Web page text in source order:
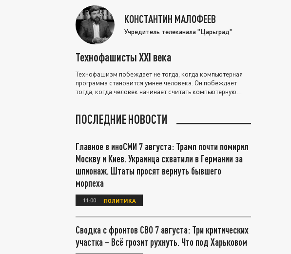
КОНСТАНТИН МАЛОФЕЕВ
Учредитель телеканала "Царьград"
Технофашисты XXI века
Технофашизм побеждает не тогда, когда компьютерная
программа становится умнее человека. Он побеждает
тогда, когда человек начинает считать компьютерную
ПОСЛЕДНИЕ НОВОСТИ
Главное в иноСМИ 7 августа: Трамп почти помирил
Москву и Киев. Украинца схватили в Германии за
шпионаж. Штаты просят вернуть бывшего
морпеха
11:00 ПОЛИТИКА
Сводка с фронтов СВО 7 августа: Три критических
участка – Всё грозит рухнуть. Что под Харьковом